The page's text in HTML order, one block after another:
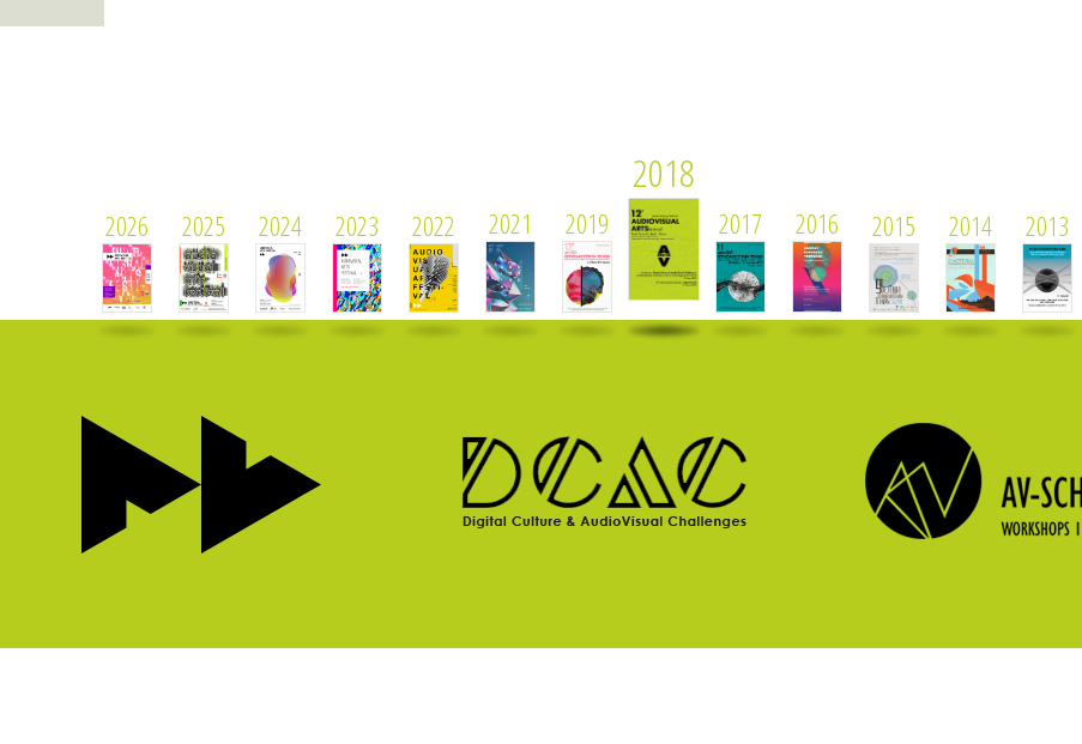
2026 2025 2024 2023 2022 2021 2019
2018
2017 2016 2015 2014 2013